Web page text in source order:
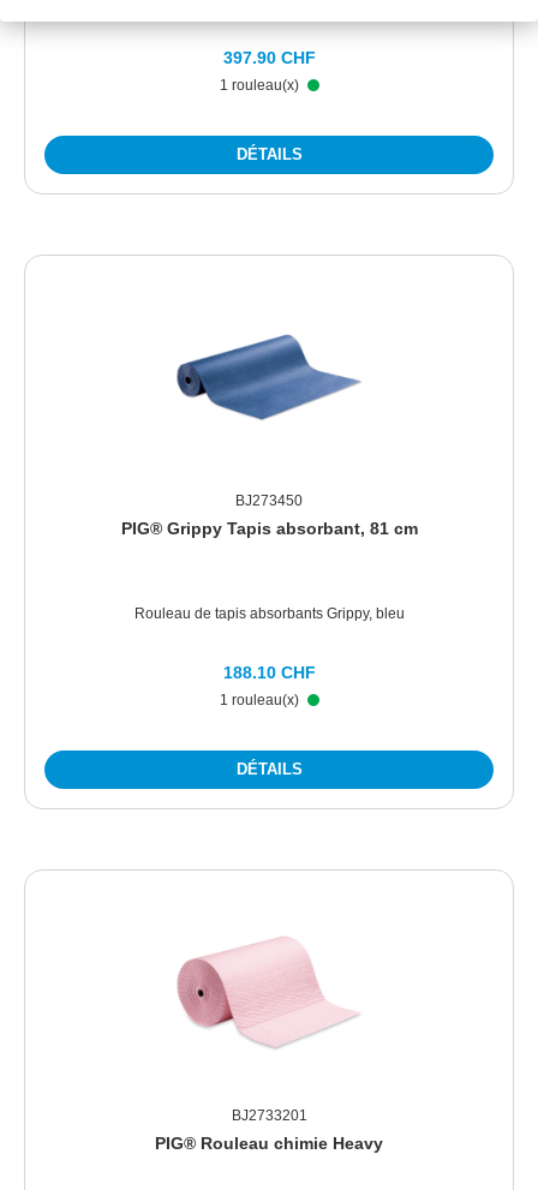
1 rouleau(x)
397.90 CHF
DÉTAILS
BJ273450
PIG® Grippy Tapis absorbant, 81 cm
Rouleau de tapis absorbants Grippy, bleu
1 rouleau(x)
188.10 CHF
DÉTAILS
BJ2733201
PIG® Rouleau chimie Heavy